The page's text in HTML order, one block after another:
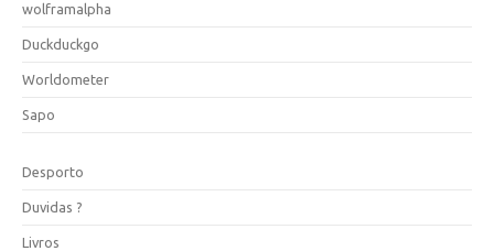
wolframalpha
Duckduckgo
Worldometer
Sapo
Desporto
Duvidas ?
Livros